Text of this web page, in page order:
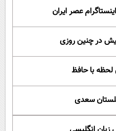
عصر ایران
لحظه با حافظ
سعدی